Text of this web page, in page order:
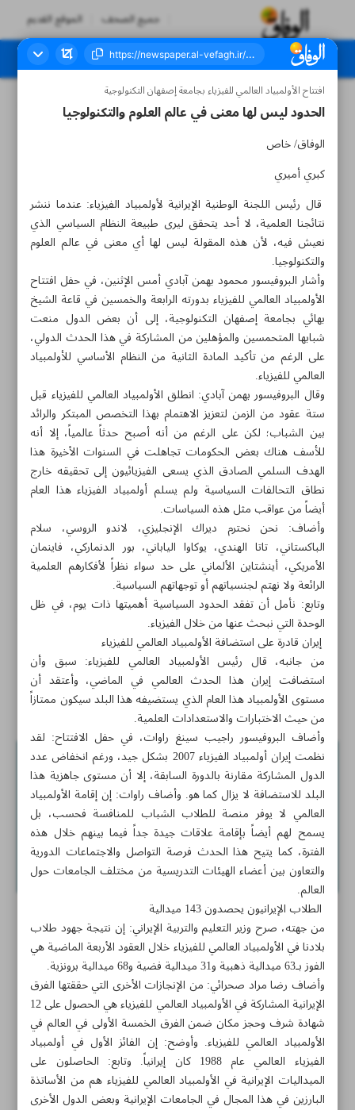
جميع الصحف الموقع القديم
العدد سبعة آلاف وخمسمائة وخمسون - ٢٣ يوليو ٢٠٢٤
مواضيع هذه الصفحة
الحدود ليس لها معنى في عالم العلوم والتكنولوجيا
فصل ذكي للثمار المجففة عن طر‌يق صناعة فارزات إيرانية
افتتاح الأولمبياد العالمي للفيزياء بجامعة إصفهان التكنولوجية
الحدود ليس لها معنى في عالم العلوم والتكنولوجيا
الوفاق/ خاص
کبري أميري
قال رئيس اللجنة الوطنية الإيرانية لأولمبياد الفيزياء: عندما ننشر
نتائجنا العلمية، لا أحد يتحقق ليرى طبيعة النظام السياسي الذي
نعيش فيه، لأن هذه المقولة ليس لها أي معنى في عالم العلوم
والتكنولوجيا.
وأشار البروفيسور محمود بهمن آبادي أمس الإثنين، في حفل افتتاح
الأولمبياد العالمي للفيزياء بدورته الرابعة والخمسين في قاعة الشيخ
بهائي بجامعة إصفهان التكنولوجية، إلى أن بعض الدول منعت
شبابها المتحمسين والمؤهلين من المشاركة في هذا الحدث الدولي،
على الرغم من تأكيد المادة الثانية من النظام الأساسي للأولمبياد
العالمي للفيزياء.
وقال البروفيسور بهمن آبادي: انطلق الأولمبياد العالمي للفيزياء قبل
ستة عقود من الزمن لتعزيز الاهتمام بهذا التخصص المبتكر والرائد
بين الشباب؛ لكن على الرغم من أنه أصبح حدثاً عالمياً، إلا أنه
للأسف هناك بعض الحكومات تجاهلت في السنوات الأخيرة هذا
الهدف السلمي الصادق الذي يسعى الفيزيائيون إلى تحقيقه خارج
نطاق التحالفات السياسية ولم يسلم أولمبياد الفيزياء هذا العام
أيضاً من عواقب مثل هذه السياسات.
وأضاف: نحن نحترم ديراك الإنجليزي، لاندو الروسي، سلام
الباكستاني، تاتا الهندي، يوكاوا الياباني، بور الدنماركي، فاينمان
الأمريكي، أينشتاين الألماني على حد سواء نظراً لأفكارهم العلمية
الرائعة ولا نهتم لجنسياتهم أو توجهاتهم السياسية.
وتابع: نأمل أن تفقد الحدود السياسية أهميتها ذات يوم، في ظل
الوحدة التي نبحث عنها من خلال الفيزياء.
إيران قادرة على استضافة الأولمبياد العالمي للفيزياء
من جانبه، قال رئيس الأولمبياد العالمي للفيزياء: سبق وأن
استضافت إيران هذا الحدث العالمي في الماضي، وأعتقد أن
مستوى الأولمبياد هذا العام الذي يستضيفه هذا البلد سيكون ممتازاً
من حيث الاختبارات والاستعدادات العلمية.
وأضاف البروفيسور راجيب سينغ راوات، في حفل الافتتاح: لقد
نظمت إيران أولمبياد الفيزياء 2007 بشكل جيد، ورغم انخفاض عدد
الدول المشاركة مقارنة بالدورة السابقة، إلا أن مستوى جاهزية هذا
البلد للاستضافة لا يزال كما هو. وأضاف راوات: إن إقامة الأولمبياد
العالمي لا يوفر منصة للطلاب الشباب للمنافسة فحسب، بل
يسمح لهم أيضاً بإقامة علاقات جيدة جداً فيما بينهم خلال هذه
الفترة، كما يتيح هذا الحدث فرصة التواصل والاجتماعات الدورية
والتعاون بين أعضاء الهيئات التدريسية من مختلف الجامعات حول
العالم.
الطلاب الإيرانيون يحصدون 143 ميدالية
من جهته، صرح وزير التعليم والتربية الإيراني: إن نتيجة جهود طلاب
بلادنا في الأولمبياد العالمي للفيزياء خلال العقود الأربعة الماضية هي
الفوز بـ63 ميدالية ذهبية و31 ميدالية فضية و68 ميدالية برونزية.
وأضاف رضا مراد صحرائي: من الإنجازات الأخرى التي حققتها الفرق
الإيرانية المشاركة في الأولمبياد العالمي للفيزياء هي الحصول على 12
شهادة شرف وحجز مكان ضمن الفرق الخمسة الأولى في العالم في
الأولمبياد العالمي للفيزياء. وأوضح: إن الفائز الأول في أولمبياد
الفيزياء العالمي عام 1988 كان إيرانياً. وتابع: الحاصلون على
الميداليات الإيرانية في الأولمبياد العالمي للفيزياء هم من الأساتذة
البارزين في هذا المجال في الجامعات الإيرانية وبعض الدول الأخرى